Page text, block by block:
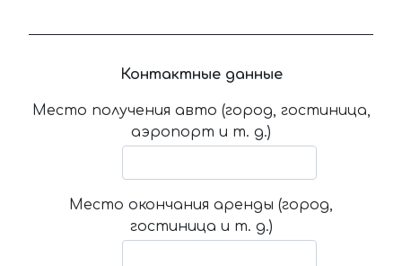
Контактные данные
Место получения авто (город, гостиница,
аэропорт и т. д.)
Место окончания аренды (город,
гостиница и т. д.)